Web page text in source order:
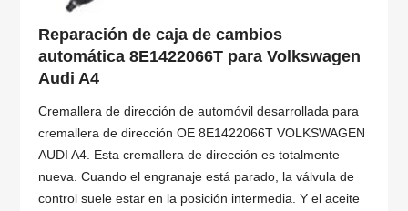
Reparación de caja de cambios
automática 8E1422066T para Volkswagen
Audi A4
Cremallera de dirección de automóvil desarrollada para
cremallera de dirección OE 8E1422066T VOLKSWAGEN
AUDI A4. Esta cremallera de dirección es totalmente
nueva. Cuando el engranaje está parado, la válvula de
control suele estar en la posición intermedia. Y el aceite